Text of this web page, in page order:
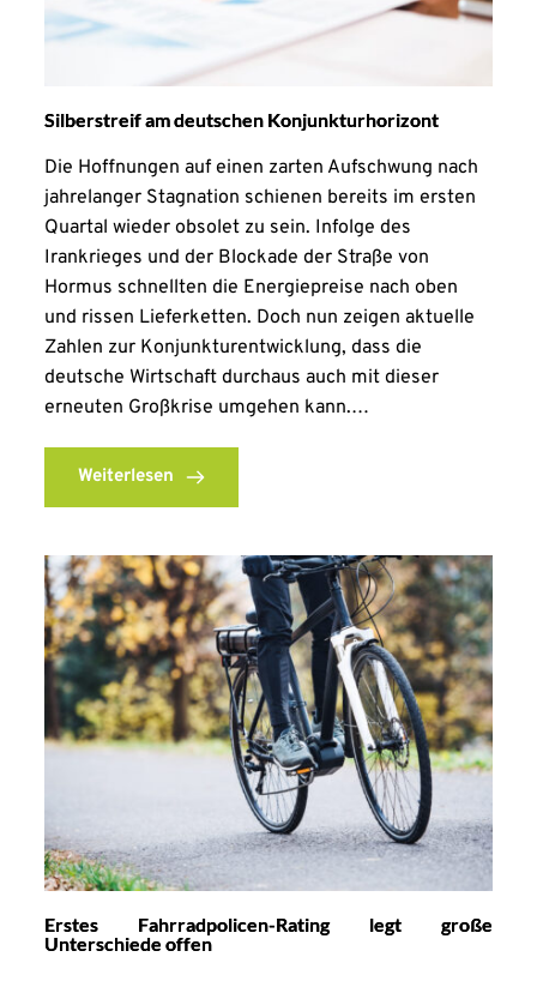
Silberstreif am deutschen Konjunkturhorizont
Die Hoffnungen auf einen zarten Aufschwung nach
jahrelanger Stagnation schienen bereits im ersten
Quartal wieder obsolet zu sein. Infolge des
Irankrieges und der Blockade der Straße von
Hormus schnellten die Energiepreise nach oben
und rissen Lieferketten. Doch nun zeigen aktuelle
Zahlen zur Konjunkturentwicklung, dass die
deutsche Wirtschaft durchaus auch mit dieser
erneuten Großkrise umgehen kann.…
Weiterlesen
Erstes Fahrradpolicen-Rating legt große
Unterschiede offen